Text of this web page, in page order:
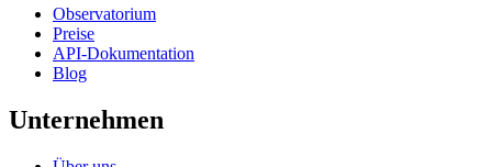
Observatorium
Preise
API-Dokumentation
Blog
Unternehmen